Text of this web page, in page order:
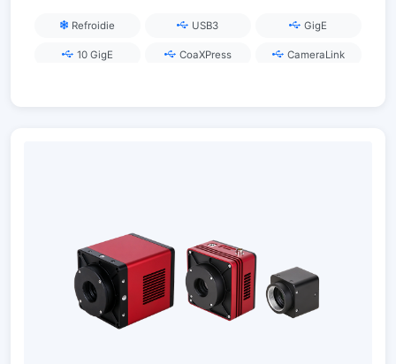
Refroidie USB3 GigE
10 GigE CoaXPress CameraLink